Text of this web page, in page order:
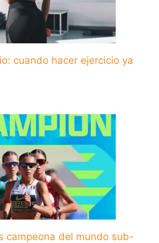
cuando hacer ejercicio ya
campeona del mundo sub-